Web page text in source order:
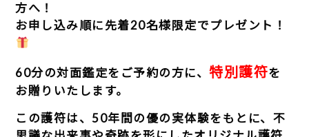
方へ！
お申し込み順に先着20名様限定でプレゼント！
60分の対面鑑定をご予約の方に、特別護符を
お贈りいたします。
この護符は、50年間の優の実体験をもとに、不